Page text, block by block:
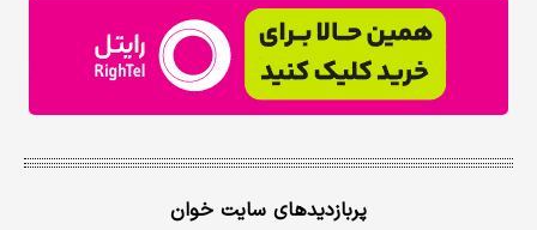
پربازدیدهای سایت خوان